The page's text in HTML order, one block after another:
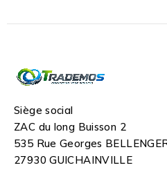
Siège social
ZAC du long Buisson 2
535 Rue Georges
27930 GUICHAINVILLE